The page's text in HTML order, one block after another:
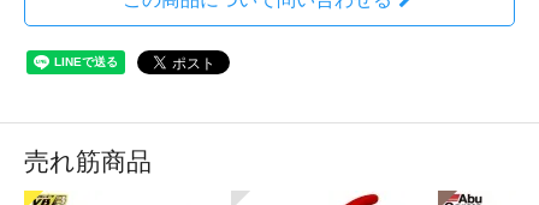
売れ筋商品